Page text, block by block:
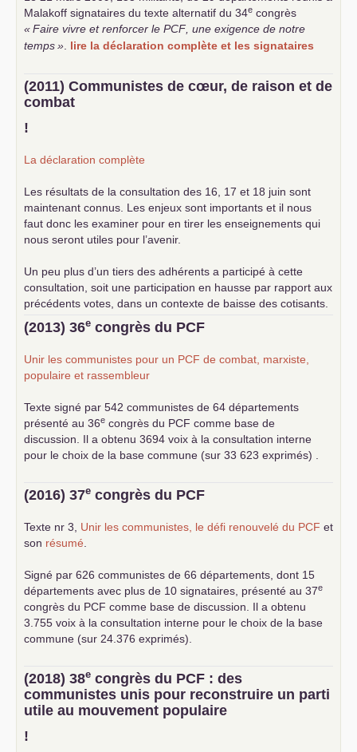
Malakoff signataires du texte alternatif du 34e congrès
«Faire vivre et renforcer le PCF , une exigence de notre
temps» lire la déclaration complète et les signataires
(2011) Communistes de cœur, de raison et de
combat
!
La déclaration complète
Les résultats de la consultation des 16, 17 et 18 juin sont
maintenant connus. Les enjeux sont importants et il nous
faut donc les examiner pour en tirer les enseignements qui
nous seront utiles pour l’avenir.
Un peu plus d’un tiers des adhérents a participé à cette
consultation, soit une participation en hausse par rapport aux
précédents votes, dans un contexte de baisse des cotisants.
... lire la suite
(2013) 36e congrès du PCF
Unir les communistes pour un PCF de combat, marxiste,
populaire et rassembleur
Texte signé par 542 communistes de 64 départements
présenté au 36e congrès du PCF comme base de
discussion. Il a obtenu 3694 voix à la consultation interne
pour le choix de la base commune (sur 33 623 exprimés) .
(2016) 37e congrès du PCF
Texte nr 3, Unir les communistes, le défi renouvelé du PCF et
son résumé
Signé par 626 communistes de 66 départements, dont 15
départements avec plus de 10 signataires, présenté au 37e
congrès du PCF comme base de discussion. Il a obtenu
3.755 voix à la consultation interne pour le choix de la base
commune (sur 24.376 exprimés).
(2018) 38e congrès du PCF : des
communistes unis pour reconstruire un parti
utile au mouvement populaire
!